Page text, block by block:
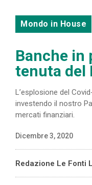
Mondo in House
Banche in
tenuta del
L’esplosione del
investendo il nostro
mercati finanziari.
Dicembre 3, 2020
Redazione Le Fonti